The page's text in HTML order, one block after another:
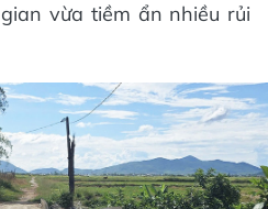
vừa tiềm ẩn nhiều rủi